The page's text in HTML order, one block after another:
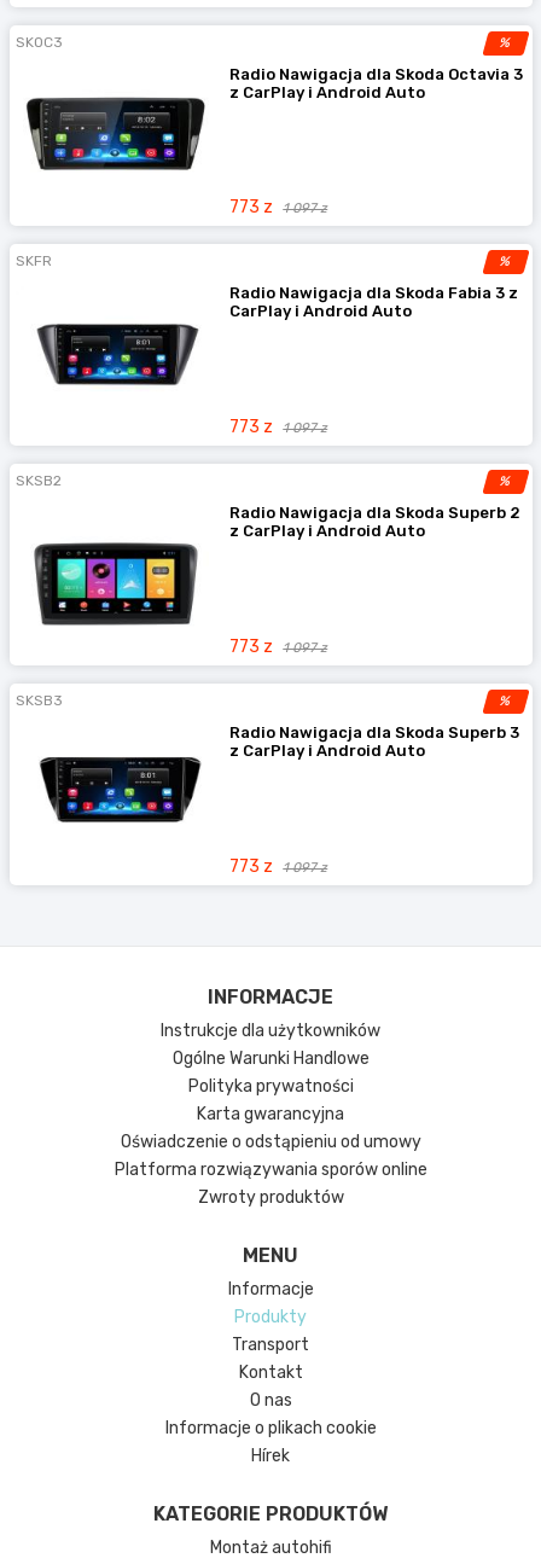
%
SKOC3
Radio Nawigacja dla Skoda Octavia 3
z CarPlay i Android Auto
773 z 1 097 z
%
SKFR
Radio Nawigacja dla Skoda Fabia 3 z
CarPlay i Android Auto
773 z 1 097 z
%
SKSB2
Radio Nawigacja dla Skoda Superb 2
z CarPlay i Android Auto
773 z 1 097 z
%
SKSB3
Radio Nawigacja dla Skoda Superb 3
z CarPlay i Android Auto
773 z 1 097 z
INFORMACJE
Instrukcje dla użytkowników
Ogólne Warunki Handlowe
Polityka prywatności
Karta gwarancyjna
Oświadczenie o odstąpieniu od umowy
Platforma rozwiązywania sporów online
Zwroty produktów
MENU
Informacje
Produkty
Transport
Kontakt
O nas
Informacje o plikach cookie
Hírek
KATEGORIE PRODUKTÓW
Montaż autohifi